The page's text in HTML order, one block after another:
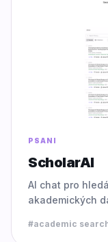
PSANI
ScholarAI
AI chat pro
akademických
#academic